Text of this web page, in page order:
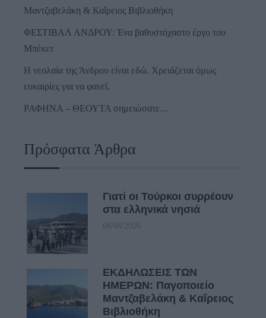
Μαντζαβελάκη & Καΐρειος Βιβλιοθήκη
ΦΕΣΤΙΒΑΛ ΑΝΔΡΟΥ: Ένα βαθυστόχαστο έργο του
Μπέκετ
Η νεολαία της Άνδρου είναι εδώ. Χρειάζεται όμως
ευκαιρίες για να φανεί.
ΡΑΦΗΝΑ – ΘΕΟΥΤΑ σημειώσατε…
Πρόσφατα Άρθρα
Γιατί οι Τούρκοι συρρέουν
στα ελληνικά νησιά
08/08/2026
ΕΚΔΗΛΩΣΕΙΣ ΤΩΝ
ΗΜΕΡΩΝ: Παγοποιείο
Μαντζαβελάκη & Καΐρειος
Βιβλιοθήκη